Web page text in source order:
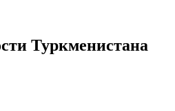
Туркменистана